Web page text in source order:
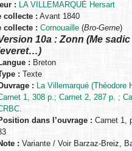
: LA VILLEMARQUÉ Hersart
collecte : Avant 1840
collecte : Cornouaille (Bro-Gerne)
10a : Zonn (Me
: Breton
: Texte
: La Villemarqué (Théodore
1, 308 p.; Carnet 2, 287 p. ;
dans l’ouvrage : Carnet 1,
: Variante / Voir Barzaz-Breiz,